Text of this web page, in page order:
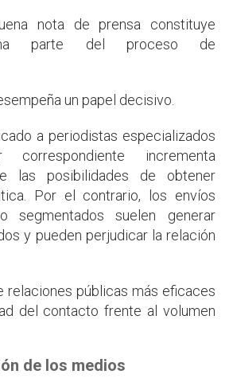
nota de prensa constituye
parte del proceso de
un papel decisivo.
a periodistas especializados
incrementa
las posibilidades de obtener
Por el contrario, los envíos
segmentados suelen generar
y pueden perjudicar la relación
relaciones públicas más eficaces
del contacto frente al volumen
de los medios